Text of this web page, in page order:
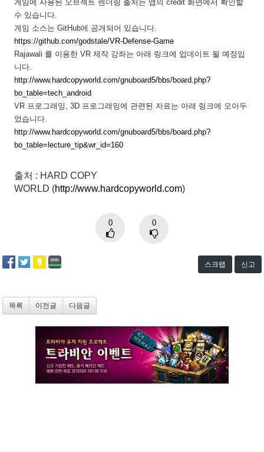
게임에 사용된 오브젝트 렌더링 출처는 앱의 credit 화면에서 확인할
수 있습니다.
게임 소스는 GitHub에 공개되어 있습니다.
https://github.com/godstale/VR-Defense-Game
Rajawali 를 이용한 VR 제작 강좌는 아래 링크에 업데이트 될 예정입
니다.
http://www.hardcopyworld.com/gnuboard5/bbs/board.php?
bo_table=tech_android
VR 프로그래밍, 3D 프로그래밍에 관련된 자료는 아래 링크에 모아두
었습니다.
http://www.hardcopyworld.com/gnuboard5/bbs/board.php?
bo_table=lecture_tip&wr_id=160
출처 : HARD COPY
WORLD (http://www.hardcopyworld.com)
0 0
스크랩 신고
목록 이전글 다음글